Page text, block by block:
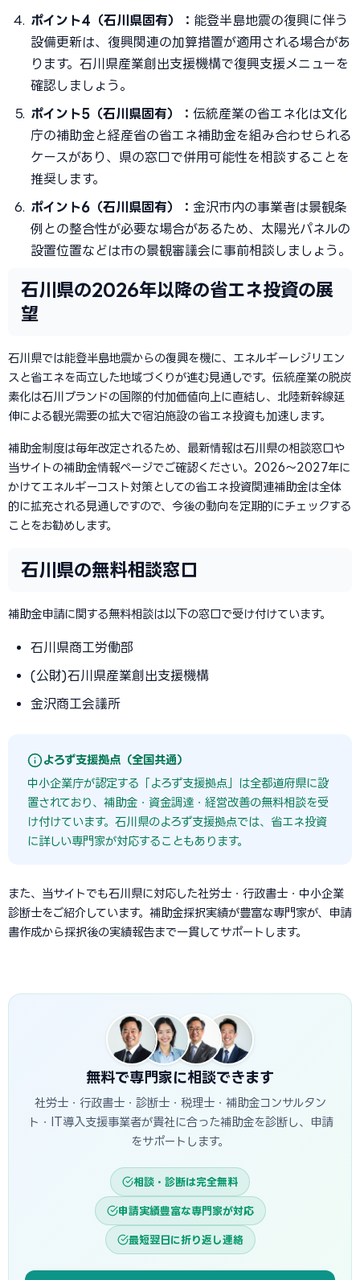
ポイント4（石川県固有）： 能登半島地震の復興に伴う
設備更新は、復興関連の加算措置が適用される場合があ
ります。石川県産業創出支援機構で復興支援メニューを
確認しましょう。
ポイント5（石川県固有）： 伝統産業の省エネ化は文化
庁の補助金と経産省の省エネ補助金を組み合わせられる
ケースがあり、県の窓口で併用可能性を相談することを
推奨します。
ポイント6（石川県固有）： 金沢市内の事業者は景観条
例との整合性が必要な場合があるため、太陽光パネルの
設置位置などは市の景観審議会に事前相談しましょう。
石川県の2026年以降の省エネ投資の展
望
石川県では能登半島地震からの復興を機に、エネルギーレジリエン
スと省エネを両立した地域づくりが進む見通しです。伝統産業の脱炭
素化は石川ブランドの国際的付加価値向上に直結し、北陸新幹線延
伸による観光需要の拡大で宿泊施設の省エネ投資も加速します。
補助金制度は毎年改定されるため、最新情報は石川県の相談窓口や
当サイトの補助金情報ページでご確認ください。2026〜2027年に
かけてエネルギーコスト対策としての省エネ投資関連補助金は全体
的に拡充される見通しですので、今後の動向を定期的にチェックする
ことをお勧めします。
石川県の無料相談窓口
補助金申請に関する無料相談は以下の窓口で受け付けています。
石川県商工労働部
(公財)石川県産業創出支援機構
金沢商工会議所
よろず支援拠点（全国共通）
中小企業庁が認定する「よろず支援拠点」は全都道府県に設
置されており、補助金・資金調達・経営改善の無料相談を受
け付けています。石川県のよろず支援拠点では、省エネ投資
に詳しい専門家が対応することもあります。
また、当サイトでも石川県に対応した社労士・行政書士・中小企業
診断士をご紹介しています。補助金採択実績が豊富な専門家が、申請
書作成から採択後の実績報告まで一貫してサポートします。
無料で専門家に相談できます
社労士・行政書士・診断士・税理士・補助金コンサルタン
ト・IT導入支援事業者が貴社に合った補助金を診断し、申請
をサポートします。
相談・診断は完全無料
申請実績豊富な専門家が対応
最短翌日に折り返し連絡